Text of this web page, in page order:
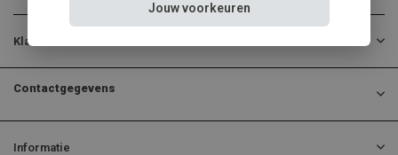
Klantenservice
Contactgegevens
Informatie
Jouw voorkeuren